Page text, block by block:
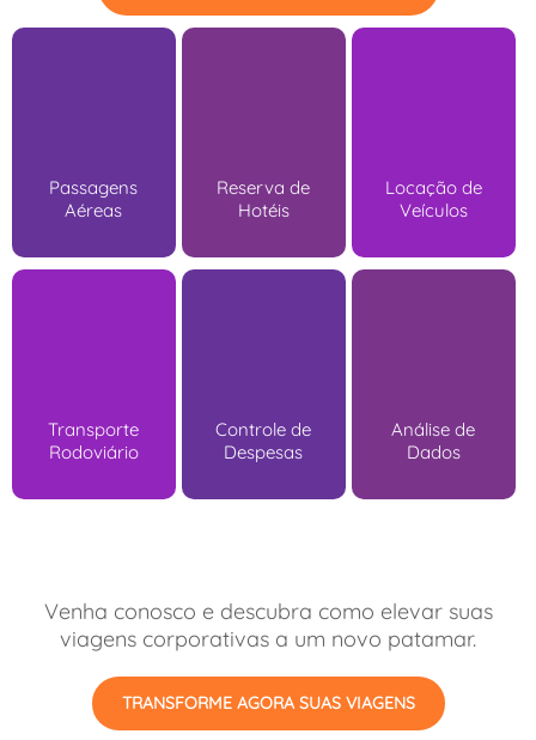
Passagens
Aéreas
Reserva de
Hotéis
Locação de
Veículos
Transporte
Rodoviário
Controle de
Despesas
Análise de
Dados
Venha conosco e descubra como elevar suas
viagens corporativas a um novo patamar.
TRANSFORME AGORA SUAS VIAGENS